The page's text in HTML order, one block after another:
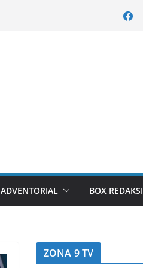
ADVENTORIAL BOX REDAKSI
ZONA 9 TV